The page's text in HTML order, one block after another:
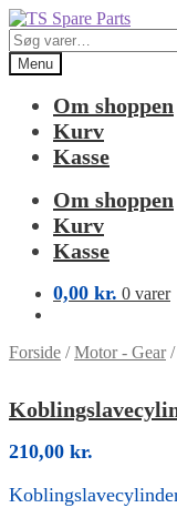
Spring
til
navigation
Spring
til
indhold
Søg
efter:
Menu
Om shoppen
Kurv
Kasse
Om shoppen
Kurv
Kasse
0,00 kr. 0 varer
Forside /Motor - Gear/
210,00 kr.